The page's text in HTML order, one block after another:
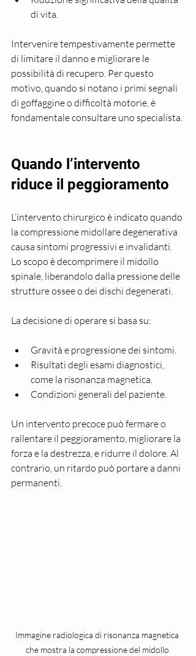
di vita.
Intervenire tempestivamente permette
di limitare il danno e migliorare le
possibilità di recupero. Per questo
motivo, quando si notano i primi segnali
di goffaggine o difficoltà motorie, è
fondamentale consultare uno specialista.
Quando l’intervento
riduce il peggioramento
L’intervento chirurgico è indicato quando
la compressione midollare degenerativa
causa sintomi progressivi e invalidanti.
Lo scopo è decomprimere il midollo
spinale, liberandolo dalla pressione delle
strutture ossee o dei dischi degenerati.
La decisione di operare si basa su:
Gravità e progressione dei sintomi.
Risultati degli esami diagnostici,
come la risonanza magnetica.
Condizioni generali del paziente.
Un intervento precoce può fermare o
rallentare il peggioramento, migliorare la
forza e la destrezza, e ridurre il dolore. Al
contrario, un ritardo può portare a danni
permanenti.
Immagine radiologica di risonanza magnetica
che mostra la compressione del midollo